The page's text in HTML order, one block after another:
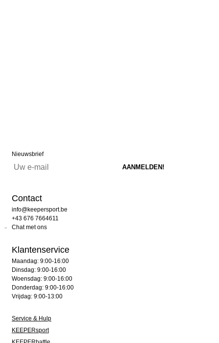
Nieuwsbrief
Contact
info@keepersport.be
+43 676 7664611
Chat met ons
Klantenservice
Maandag: 9:00-16:00
Dinsdag: 9:00-16:00
Woensdag: 9:00-16:00
Donderdag: 9:00-16:00
Vrijdag: 9:00-13:00
Service & Hulp
KEEPERsport